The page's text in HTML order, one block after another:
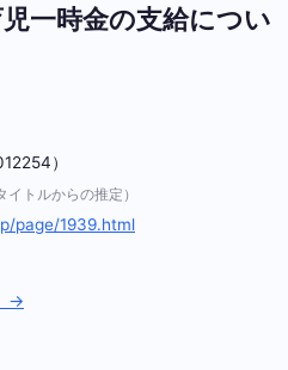
一時金の支給につい
）
イトルからの推定）
page/1939.html
→